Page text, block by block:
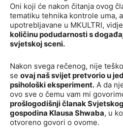
Oni koji će nakon čitanja ovog
tematiku tehnika kontrole uma,
upotrebljavane u MKULTRI,
količinu podudarnosti s
svjetskoj sceni.
Nakon svega rečenog, nije
se ovaj naš svijet pretvorio u
psihološki eksperiment. A da
ovo sve o čemu vam mi
prošlogodišnji članak
gospodina Klausa Shwaba, u
otvoreno govori o ovome.